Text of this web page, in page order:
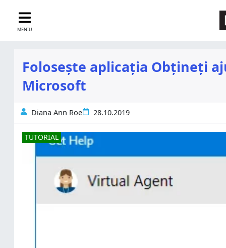
MENIU
Folosește aplicația Obțineți
Microsoft
Diana Ann Roe 28.10.2019
TUTORIAL